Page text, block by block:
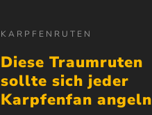
KARPFENRUTEN
Diese Traumruten
sollte sich jeder
Karpfenfan angeln